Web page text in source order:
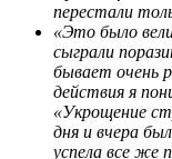
перестали
«Это было
сыграли
бывает очень
действия я
«Укрощение
дня и вчера
успела все